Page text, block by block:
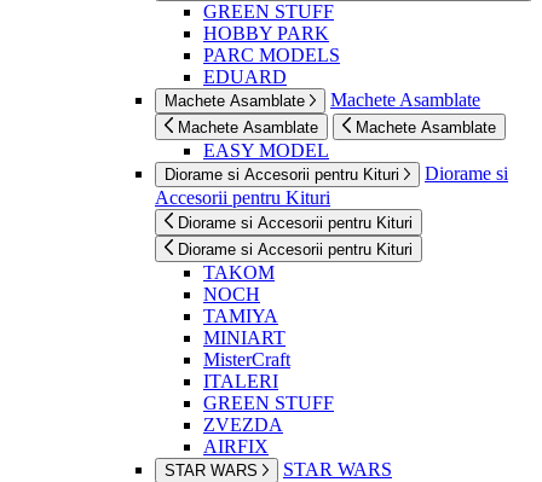
GREEN STUFF
HOBBY PARK
PARC MODELS
EDUARD
Machete Asamblate Machete Asamblate
Machete Asamblate Machete Asamblate
EASY MODEL
Diorame si Accesorii pentru Kituri
Diorame si
Accesorii pentru Kituri
Diorame si Accesorii pentru Kituri
Diorame si Accesorii pentru Kituri
TAKOM
NOCH
TAMIYA
MINIART
MisterCraft
ITALERI
GREEN STUFF
ZVEZDA
AIRFIX
STAR WARS STAR WARS